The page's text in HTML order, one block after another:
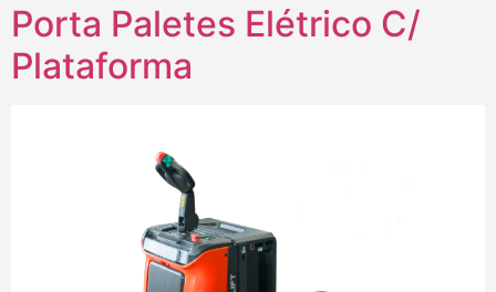
Porta Paletes Elétrico C/
Plataforma